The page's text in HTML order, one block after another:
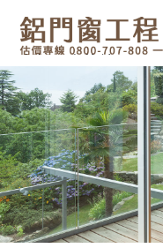
有鋁門窗的結露、
題？找我們就對了
0800-707-808
2026新竹竹東鋁門
年師傅工法 | 隔音
裝、維修、免費估
門窗工程宅急便)